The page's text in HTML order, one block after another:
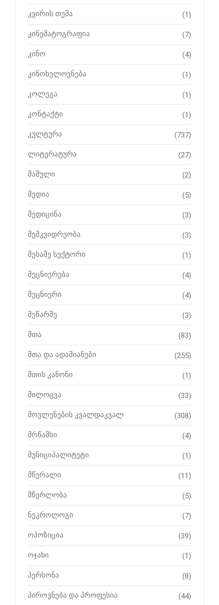
კვირის თემა (1)
კინემატოგრაფია (7)
კინო (4)
კინოხელოვნება (1)
კოლეგა (1)
კონტაქტი (1)
კულტურა (737)
ლიტერატურა (27)
მამული (2)
მედია (5)
მედიცინა (3)
მემკვიდრეობა (3)
მესამე სექტორი (1)
მეცნიერება (4)
მეცნიერი (4)
მეწარმე (3)
მთა (83)
მთა და ადამიანები (255)
მთის კანონი (1)
მილოცვა (33)
მოვლენების კვალდაკვალ (308)
მრწამსი (4)
მუნიციპალიტეტი (1)
მწერალი (11)
მწერლობა (5)
ნეკროლოგი (7)
ოპოზიცია (39)
ოჯახი (1)
პერსონა (8)
პიროვნება და პროფესია (44)